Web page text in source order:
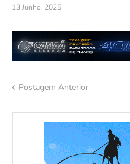
13 Junho, 2025
Postagem Anterior